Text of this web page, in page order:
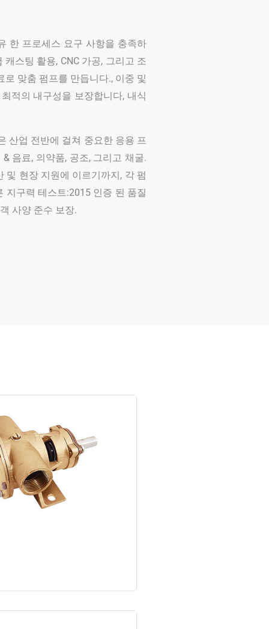
한 프로세스 요구 사항을 충족하
스팅 활용, CNC 가공, 그리고 조
맞춤 펌프를 만듭니다., 이중 및
적의 내구성을 보장합니다, 내식
산업 전반에 걸쳐 중요한 응용 프
음료, 의약품, 공조, 그리고 채굴.
및 현장 지원에 이르기까지, 각 펌
지구력 테스트:2015 인증 된 품질
사양 준수 보장.